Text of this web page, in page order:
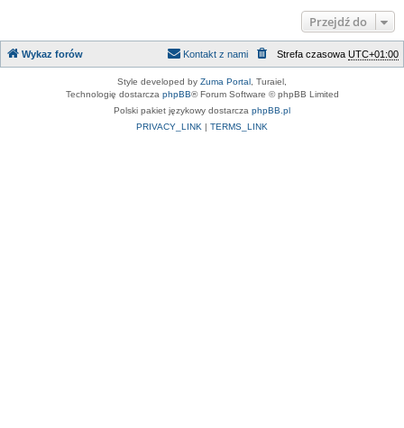
Przejdź do
Wykaz forów Strefa czasowa UTC+01:00
Kontakt z nami
Style developed by Zuma Portal , Turaiel,
Technologię dostarcza phpBB® Forum Software © phpBB Limited
Polski pakiet językowy dostarcza phpBB.pl
PRIVACY_LINK | TERMS_LINK